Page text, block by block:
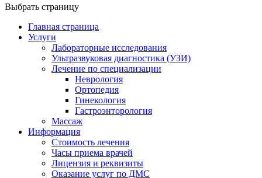
Выбрать страницу
Главная страница
Услуги
Лабораторные исследования
Ультразвуковая диагностика (УЗИ)
Лечение по специализации
Неврология
Ортопедия
Гинекология
Гастроэнторология
Массаж
Информация
Стоимость лечения
Часы приема врачей
Лицензия и реквизиты
Оказание услуг по ДМС